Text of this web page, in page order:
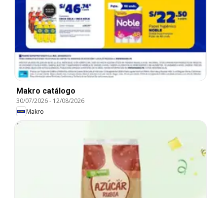
Makro catálogo
30/07/2026- 12/08/2026
Makro